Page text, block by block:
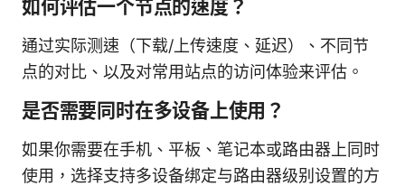
如何评估一个节点的速度？
通过实际测速（下载/上传速度、延迟）、不同节
点的对比、以及对常用站点的访问体验来评估。
是否需要同时在多设备上使用？
如果你需要在手机、平板、笔记本或路由器上同时
使用，选择支持多设备绑定与路由器级别设置的方